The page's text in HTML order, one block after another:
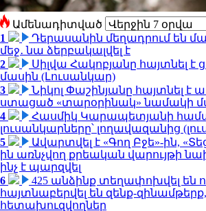
Ամենադիտված
1
Դերասանին մեղադրում են
մեջ․ նա ձերբակալվել է
2
Սիլվա Հակոբյանը հայտնել է
մասին (Լուսանկար)
3
Նիկոլ Փաշինյանը հայտնել է
ստացած «տարօրինակ» նամակի
4
Հասմիկ Կարապետյանի
լուսանկարները՝ լողավազանից
5
Ավարտվել է «Գող Բջե»-ին,
ին առնչվող քրեական վարույթի
ինչ է պարզվել
6
425 անձինք տեղափոխվել են
հայտնաբերվել են զենք-
հետախուզվողներ